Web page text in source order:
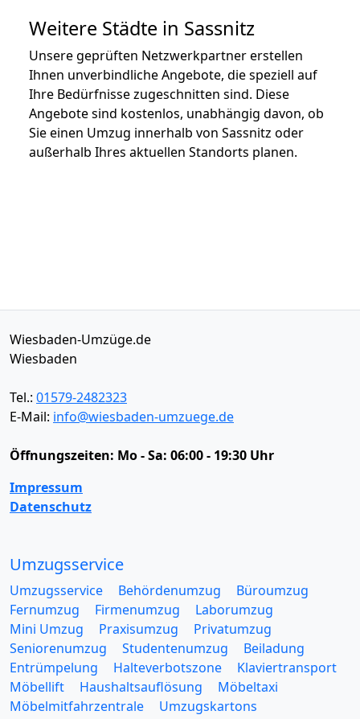
Weitere Städte in Sassnitz
Unsere geprüften Netzwerkpartner erstellen
Ihnen unverbindliche Angebote, die speziell auf
Ihre Bedürfnisse zugeschnitten sind. Diese
Angebote sind kostenlos, unabhängig davon, ob
Sie einen Umzug innerhalb von Sassnitz oder
außerhalb Ihres aktuellen Standorts planen.
Wiesbaden-Umzüge.de
Wiesbaden
Tel.: 01579-2482323
E-Mail: info@wiesbaden-umzuege.de
Öffnungszeiten: Mo - Sa: 06:00 - 19:30 Uhr
Impressum
Datenschutz
Umzugsservice
Umzugsservice Behördenumzug
Büroumzug
Fernumzug
Firmenumzug
Laborumzug
Mini Umzug
Praxisumzug
Privatumzug
Seniorenumzug
Studentenumzug
Beiladung
Entrümpelung
Halteverbotszone
Klaviertransport
Möbellift
Haushaltsauflösung
Möbeltaxi
Möbelmitfahrzentrale
Umzugskartons